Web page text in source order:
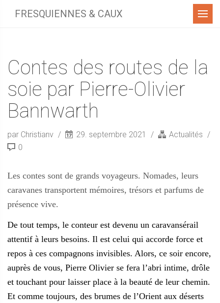
FRESQUIENNES & CAUX Menu
Contes des routes de la
soie par Pierre-Olivier
Bannwarth
par Christianv 29. septembre 2021
Actualités
0
Les contes sont de grands voyageurs. Nomades, leurs
caravanes transportent mémoires, trésors et parfums de
présence vive.
De tout temps, le conteur est devenu un caravansérail
attentif à leurs besoins. Il est celui qui accorde force et
repos à ces compagnons invisibles. Alors, ce soir encore,
auprès de vous, Pierre Olivier se fera l’abri intime, drôle
et touchant pour laisser place à la beauté de leur chemin.
Et comme toujours, des brumes de l’Orient aux déserts